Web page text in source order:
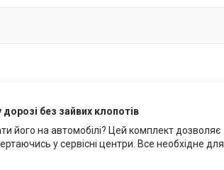
без зайвих клопотів
його на автомобілі? Цей комплект дозволяє
у сервісні центри. Все необхідне для